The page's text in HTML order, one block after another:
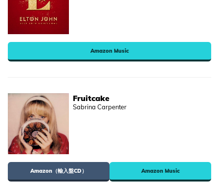
Amazon Music
Fruitcake
Sabrina Carpenter
Amazon（輸入盤CD） Amazon Music